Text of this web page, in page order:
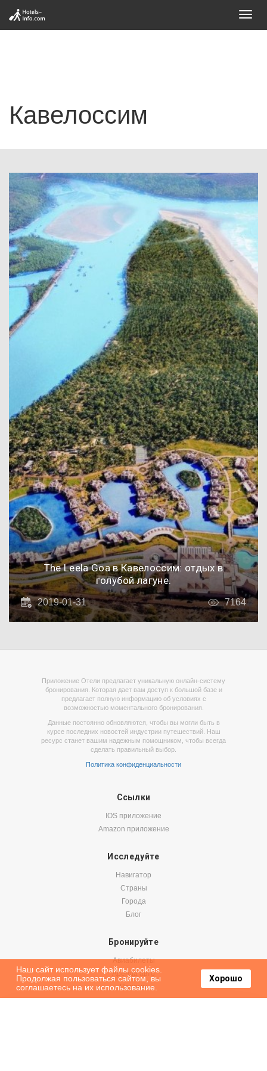
Кавелоссим
The Leela Goa в Кавелоссим: отдых в
голубой лагуне.
2019-01-31 7164
Приложение Отели предлагает уникальную онлайн-систему
бронирования. Которая дает вам доступ к большой базе и
предлагает полную информацию об условиях с
возможностью моментального бронирования.
Данные постоянно обновляются, чтобы вы могли быть в
курсе последних новостей индустрии путешествий. Наш
ресурс станет вашим надежным помощником, чтобы всегда
сделать правильный выбор.
Политика конфиденциальности
Ссылки
IOS приложение
Amazon приложение
Исследуйте
Навигатор
Страны
Города
Блог
Бронируйте
Авиабилеты
Аренда авто
Паромы
Наш сайт использует файлы cookies.
Продолжая пользоваться сайтом, вы
соглашаетесь на их использование.
Хорошо